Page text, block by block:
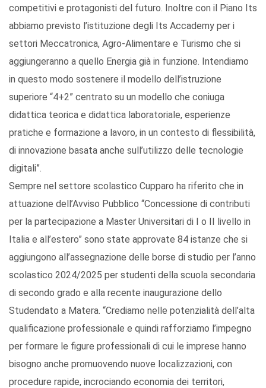
competitivi e protagonisti del futuro. Inoltre con il Piano Its
abbiamo previsto l’istituzione degli Its Accademy per i
settori Meccatronica, Agro-Alimentare e Turismo che si
aggiungeranno a quello Energia già in funzione. Intendiamo
in questo modo sostenere il modello dell’istruzione
superiore “4+2” centrato su un modello che coniuga
didattica teorica e didattica laboratoriale, esperienze
pratiche e formazione a lavoro, in un contesto di flessibilità,
di innovazione basata anche sull’utilizzo delle tecnologie
digitali”.
Sempre nel settore scolastico Cupparo ha riferito che in
attuazione dell’Avviso Pubblico “Concessione di contributi
per la partecipazione a Master Universitari di I o II livello in
Italia e all’estero” sono state approvate 84 istanze che si
aggiungono all’assegnazione delle borse di studio per l’anno
scolastico 2024/2025 per studenti della scuola secondaria
di secondo grado e alla recente inaugurazione dello
Studendato a Matera. “Crediamo nelle potenzialità dell’alta
qualificazione professionale e quindi rafforziamo l’impegno
per formare le figure professionali di cui le imprese hanno
bisogno anche promuovendo nuove localizzazioni, con
procedure rapide, incrociando economia dei territori,